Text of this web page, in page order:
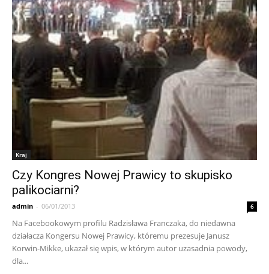
Kraj
Czy Kongres Nowej Prawicy to skupisko
palikociarni?
admin - 06/01/2013 6
Na Facebookowym profilu Radzisława Franczaka, do niedawna
działacza Kongersu Nowej Prawicy, któremu prezesuje Janusz
Korwin-Mikke, ukazał się wpis, w którym autor uzasadnia powody,
dla...